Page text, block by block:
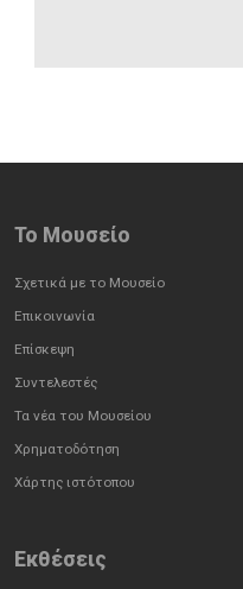
Το Mουσείο
Σχετικά με το Μουσείο
Επικοινωνία
Επίσκεψη
Συντελεστές
Τα νέα του Μουσείου
Χρηματοδότηση
Χάρτης ιστότοπου
Εκθέσεις